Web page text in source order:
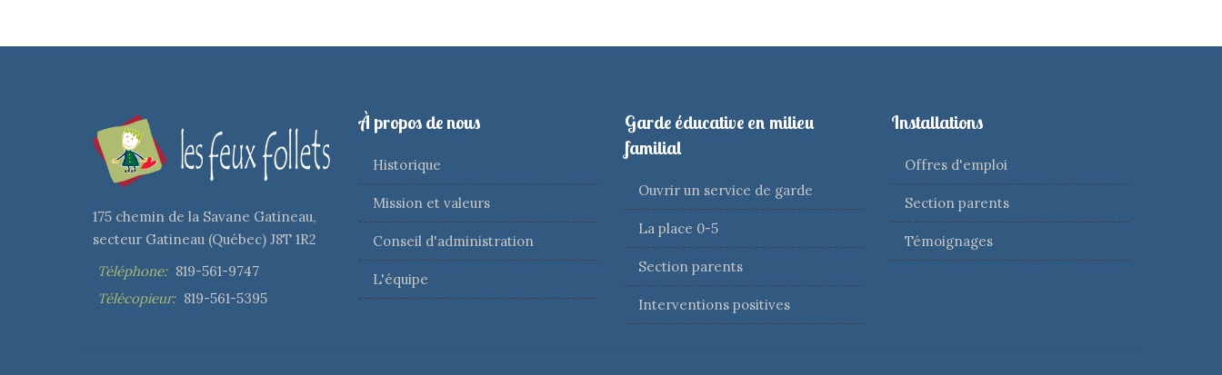
175 chemin de la Savane Gatineau,
secteur Gatineau (Québec) J8T 1R2
Téléphone: 819-561-9747
Télécopieur: 819-561-5395
À propos de nous
Historique
Mission et valeurs
Conseil d'administration
L'équipe
Garde éducative en milieu
familial
Ouvrir un service de garde
La place 0-5
Section parents
Interventions positives
Installations
Offres d'emploi
Section parents
Témoignages